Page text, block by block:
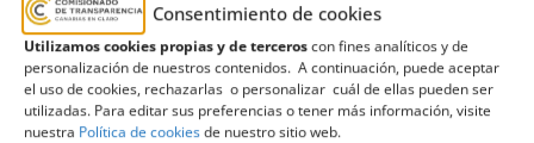
Consentimiento de cookies
Utilizamos cookies propias y de terceroscon fines analíticos y de
personalización de nuestros contenidos. A continuación, puede aceptar
el uso de cookies, rechazarlas o personalizar cuál de ellas pueden ser
utilizadas. Para editar sus preferencias o tener más información, visite
nuestra Política de cookiesde nuestro sitio web.